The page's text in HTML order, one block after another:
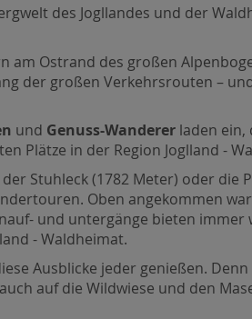
des Jogllandes und der
am Ostrand des großen
der großen Verkehrsrouten –
und Genuss-Wanderer laden ein,
Plätze in der Region Joglland -
Stuhleck (1782 Meter) oder die
Oben angekommen
und untergänge bieten immer
- Waldheimat.
Ausblicke jeder genießen.
auf die Wildwiese und den